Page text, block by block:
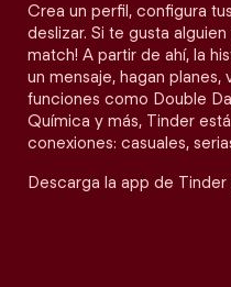
Crea un perfil, configura
deslizar. Si te gusta
match! A partir de ahí, la
un mensaje, hagan
funciones como Double
Química y más, Tinder
conexiones: casuales,
Descarga la app de